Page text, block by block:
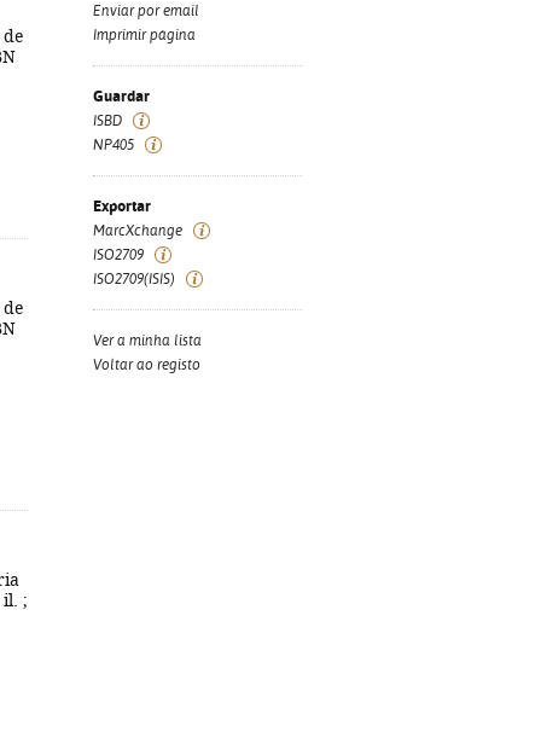
il. ;
Enviar por email
Imprimir página
Guardar
ISBD
NP405
Exportar
MarcXchange
ISO2709
ISO2709(ISIS)
Ver a minha lista
Voltar ao registo